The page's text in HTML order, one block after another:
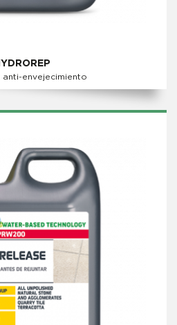
anti-envejecimiento